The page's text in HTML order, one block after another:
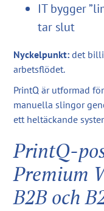
IT bygger
tar slut
Nyckelpunkt: det
arbetsflödet.
PrintQ är utformad
manuella slingor
ett heltäckande
PrintQ-
Premium
B2B och